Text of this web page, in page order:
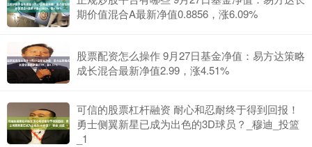
期价值混合A最新净值0.8856，涨6.09%
股票配资怎么操作 9月27日基金净值：易方达策略
成长混合最新净值2.99，涨4.51%
可信的股票杠杆融资 耐心和忍耐终于得到回报！
勇士侧翼新星已成为出色的3D球员？_穆迪_投篮
_1